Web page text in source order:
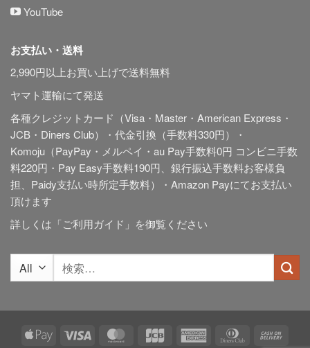
YouTube
お支払い・送料
2,990円以上お買い上げで送料無料
ヤマト運輸にて発送
各種クレジットカード（Visa・Master・American Express・
JCB・Diners Club）・代金引換（手数料330円）・
Komoju（PayPay・メルペイ・au Pay手数料0円 コンビニ手数
料220円・Pay Easy手数料190円、銀行振込手数料お客様負
担、Paidy支払い時所定手数料）・Amazon Payにてお支払い
頂けます
詳しくは「ご利用ガイド 」を御覧ください
索
Apple
Visa MasterCardJCB
American
Dinners